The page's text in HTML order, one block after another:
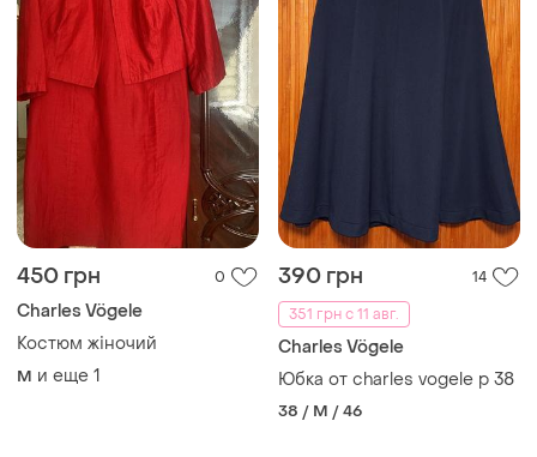
450 грн 0
Charles Vögele
Костюм жіночий
M и еще 1
390 грн
14
351 грн с 11 авг.
Charles Vögele
Юбка от charles vogele p 38
38 / M / 46